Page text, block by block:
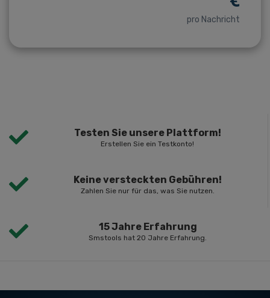
pro Nachricht
Testen Sie unsere Plattform!
Erstellen Sie ein Testkonto!
Keine versteckten Gebühren!
Zahlen Sie nur für das, was Sie nutzen.
15 Jahre Erfahrung
Smstools hat 20 Jahre Erfahrung.